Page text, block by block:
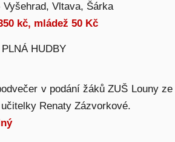
Vyšehrad, Vltava, Šárka
kč, mládež 50 Kč
HUDBY
v podání žáků ZUŠ Louny ze
Renaty Zázvorkové.